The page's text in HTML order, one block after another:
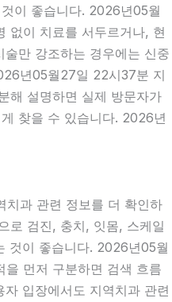
이 좋습니다. 2026년05월
없이 치료를 서두르거나, 현
만 강조하는 경우에는 신중
년05월27일 22시37분 지
해 설명하면 실제 방문자가
찾을 수 있습니다. 2026년
과 관련 정보를 더 확인하
로 검진, 충치, 잇몸, 스케일
것이 좋습니다. 2026년05월
먼저 구분하면 검색 흐름
입장에서도 지역치과 관련